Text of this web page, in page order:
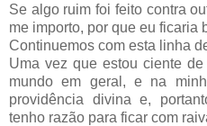
Se algo ruim foi feito contra
me importo, por que eu ficaria
Continuemos com esta linha
Uma vez que estou ciente
mundo em geral, e na
providência divina e,
tenho razão para ficar com